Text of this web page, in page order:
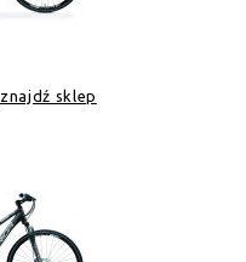
znajdź sklep